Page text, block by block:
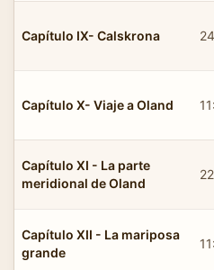
Capítulo IX- Calskrona
Capítulo X- Viaje a Oland
Capítulo XI - La parte
meridional de Oland
Capítulo XII - La mariposa
grande